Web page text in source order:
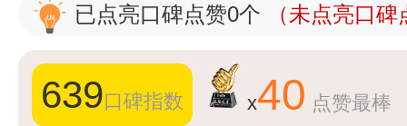
已点亮口碑点赞0个
（未点亮口
639口碑指数 x40 点赞最棒